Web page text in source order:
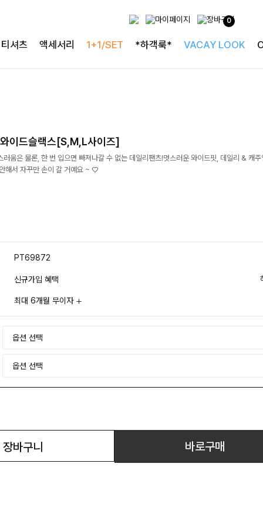
0
티셔츠 액세서리 1+1/SET *하객룩* VACAY LOOK
이드슬랙스[S,M,L사이즈]
움은 물론, 한 번 입으면 빠져나갈 수 없는 데일리팬츠!멋스러운 와이드핏, 데일리 & 캐주
해서 자꾸만 손이 갈 거예요 ~ ♡
PT69872
신규가입 혜택
최대 6개월 무이자
장바구니 바로구매